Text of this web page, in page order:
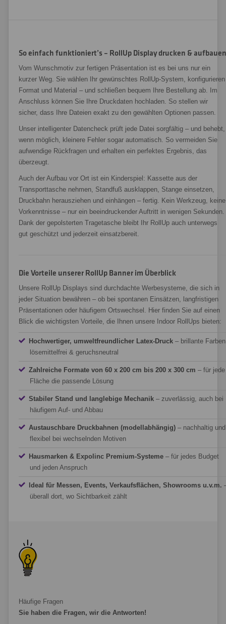
So einfach funktioniert’s – RollUp Display drucken & aufbauen
Vom Wunschmotiv zur fertigen Präsentation ist es bei uns nur ein
kurzer Weg. Sie wählen Ihr gewünschtes RollUp-System, konfigurieren
Format und Material – und schließen bequem Ihre Bestellung ab. Im
Anschluss können Sie Ihre Druckdaten hochladen. So stellen wir
sicher, dass Ihre Dateien exakt zu den gewählten Optionen passen.
Unser intelligenter Datencheck prüft jede Datei sorgfältig – und behebt,
wenn möglich, kleinere Fehler sogar automatisch. So vermeiden Sie
aufwendige Rückfragen und erhalten ein perfektes Ergebnis, das
überzeugt.
Auch der Aufbau vor Ort ist ein Kinderspiel: Kassette aus der
Transporttasche nehmen, Standfuß ausklappen, Stange einsetzen,
Druckbahn herausziehen und einhängen – fertig. Kein Werkzeug, keine
Vorkenntnisse – nur ein beeindruckender Auftritt in wenigen Sekunden.
Dank der gepolsterten Tragetasche bleibt Ihr RollUp auch unterwegs
gut geschützt und jederzeit einsatzbereit.
Die Vorteile unserer RollUp Banner im Überblick
Unsere RollUp Displays sind durchdachte Werbesysteme, die sich in
jeder Situation bewähren – ob bei spontanen Einsätzen, langfristigen
Präsentationen oder häufigem Ortswechsel. Hier finden Sie auf einen
Blick die wichtigsten Vorteile, die Ihnen unsere Indoor RollUps bieten:
Hochwertiger, umweltfreundlicher Latex-Druck – brillante
lösemittelfrei & geruchsneutral
Zahlreiche Formate von 60 x 200 cm bis 200 x 300 cm – für jede
Fläche die passende Lösung
Stabiler Stand und langlebige Mechanik – zuverlässig, auch bei
häufigem Auf- und Abbau
Austauschbare Druckbahnen (modellabhängig) – nachhaltig und
flexibel bei wechselnden Motiven
Hausmarken & Expolinc Premium-Systeme – für jedes Budget
und jeden Anspruch
Ideal für Messen, Events, Verkaufsflächen, Showrooms u.v.m.
überall dort, wo Sichtbarkeit zählt
Häufige Fragen
Sie haben die Fragen, wir die Antworten!